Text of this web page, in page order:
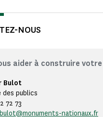
NOUS
aider à construire
Bulot
des publics
72 73
nationaux.fr